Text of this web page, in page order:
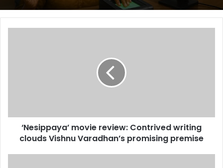
promising
premise‘Nesippaya’ movie review: Contrived writing
clouds Vishnu Varadhan’s promising premise